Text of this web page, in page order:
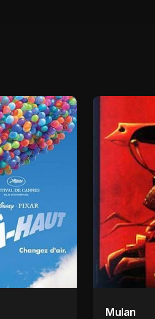
Mulan